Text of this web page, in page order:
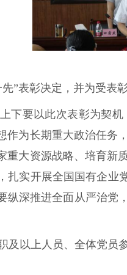
”表彰决定，并为受表
下要以此次表彰为契
作为长期重大政治任务
重大资源战略、培育新
扎实开展全国国有企业
纵深推进全面从严治党
及以上人员、全体党员